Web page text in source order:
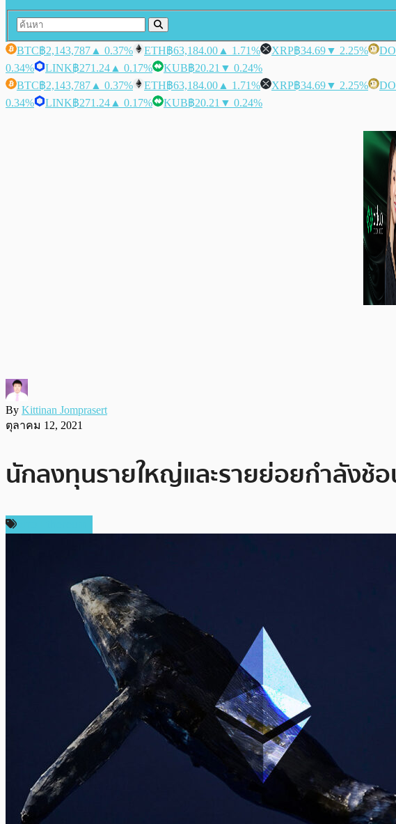
BTC฿2,143,787 ▲ 0.37% ETH฿63,184.00 ▲ 1.71% XRP฿34.69▼ 2.25%
0.34%
LINK฿271.24 ▲ 0.17% KUB฿20.21 ▼ 0.24%
BTC฿2,143,787 ▲ 0.37% ETH฿63,184.00 ▲ 1.71% XRP฿34.69▼ 2.25%
0.34%
LINK฿271.24 ▲ 0.17% KUB฿20.21 ▼ 0.24%
By Kittinan Jomprasert
ตุลาคม 12, 2021
นักลงทุนรายใหญ่และรายย่อยกำลังช้อ